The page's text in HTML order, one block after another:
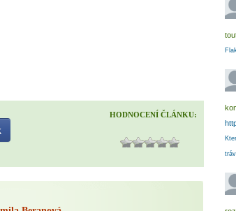
HODNOCENÍ ČLÁNKU: